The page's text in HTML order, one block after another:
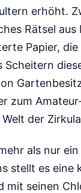
erhöht.
Rätsel
Papier,
Scheitern
zum
der
als nur
stellt es eine
mit seinen